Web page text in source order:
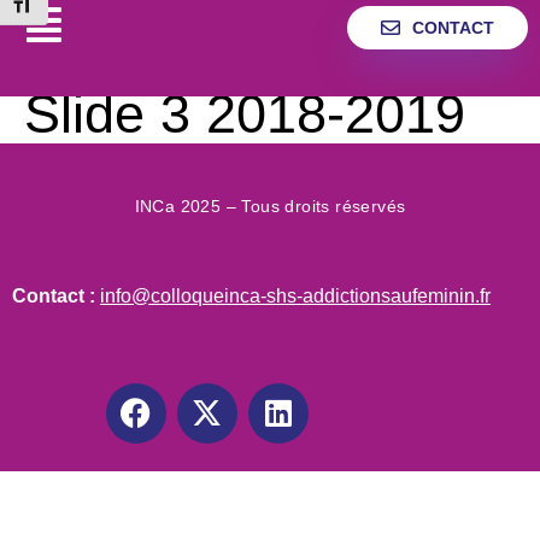
Changer la taille de la police
CONTACT
Slide 3 2018-2019
INCa 2025 – Tous droits réservés
Contact : info@colloqueinca-shs-addictionsaufeminin.fr